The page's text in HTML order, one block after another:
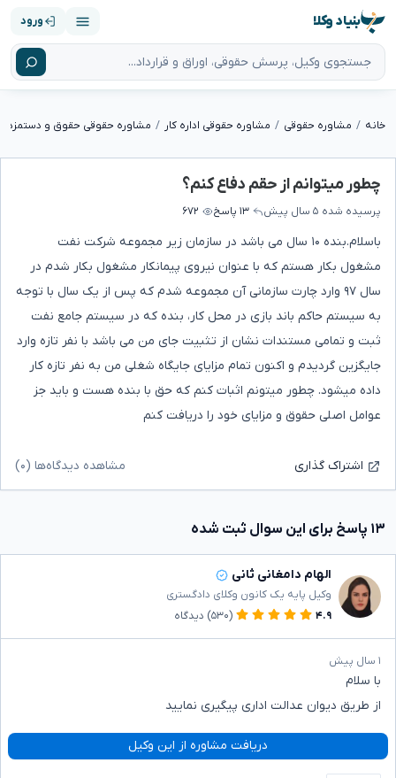
بنیاد وکلا ورود
خانه مشاوره حقوقی مشاوره حقوقی اداره کار مشاوره حقوقی حقوق و دستمزد
چطور میتوانم از حقم دفاع کنم؟
پرسیده شده ۵ سال پیش ۱۳ پاسخ ۶۷۲
باسلام.بنده ۱۰ سال می باشد در سازمان زیر مجموعه شرکت نفت
مشغول بکار هستم که با عنوان نیروی پیمانکار مشغول بکار شدم در
سال ۹۷ وارد چارت سازمانی آن مجموعه شدم که پس از یک سال با توجه
به سیستم حاکم باند بازی در محل کار، بنده که در سیستم جامع نفت
ثبت و تمامی مستندات نشان از تثبیت جای من می باشد با نفر تازه وارد
جایگزین گردیدم و اکنون تمام مزایای جایگاه شغلی من به نفر تازه کار
داده میشود. چطور میتونم اثبات کنم که حق با بنده هست و باید جز
عوامل اصلی حقوق و مزایای خود را دریافت کنم
اشتراک گذاری مشاهده دیدگاه‌ها (۰)
۱۳ پاسخ برای این سوال ثبت شده
الهام دامغانی ثانی
وکیل پایه یک کانون وکلای دادگستری
۴.۹
(۵۳۰) دیدگاه
۱ سال پیش
با سلام
از طریق دیوان عدالت اداری پیگیری نمایید
دریافت مشاوره از این وکیل